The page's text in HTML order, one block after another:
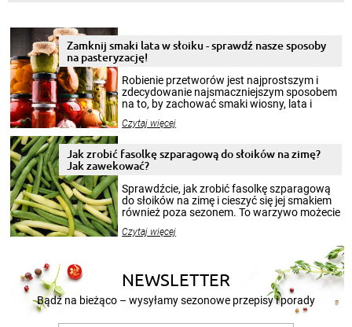
Zamknij smaki lata w słoiku - sprawdź nasze sposoby
na pasteryzację!
Robienie przetworów jest najprostszym i
zdecydowanie najsmaczniejszym sposobem
na to, by zachować smaki wiosny, lata i
krajobrazów, by cieszyć nimi oko w sezonie
pełni poczuć atmosferę cieplejszych
miesięcy. Przygotowanie słoików ze
patenty, które pozwolą zachować świeżość
przetworów.
Czytaj więcej
Jak zrobić fasolkę szparagową do słoików na zimę?
Jak zawekować?
Sprawdźcie, jak zrobić fasolkę szparagową
do słoików na zimę i cieszyć się jej smakiem
również poza sezonem. To warzywo możecie
nasze propozycje!
Czytaj więcej
NEWSLETTER
Bądź na bieżąco – wysyłamy sezonowe przepisy i porady